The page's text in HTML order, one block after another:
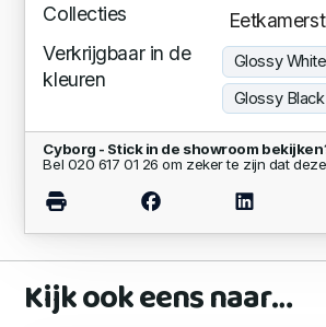
Collecties
Verkrijgbaar in de
kleuren
Glossy
Glossy
Cyborg - Stick in de showroom
Bel 020 617 01 26 om zeker te zijn dat
Kijk ook eens naar…